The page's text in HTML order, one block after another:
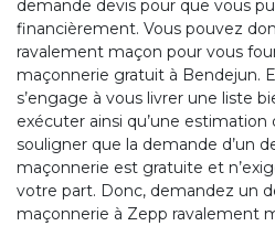
demande devis pour que vous
financièrement. Vous pouvez
ravalement maçon pour vous
maçonnerie gratuit à Bendejun.
s’engage à vous livrer une liste
exécuter ainsi qu’une estimation
souligner que la demande d’un
maçonnerie est gratuite et
votre part. Donc, demandez un
maçonnerie à Zepp ravalement